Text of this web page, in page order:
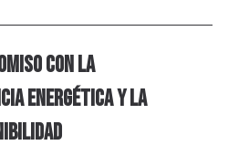
con la
energética y la